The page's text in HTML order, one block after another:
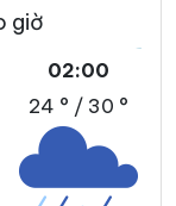
giờ
02:00
24 ° / 30 °